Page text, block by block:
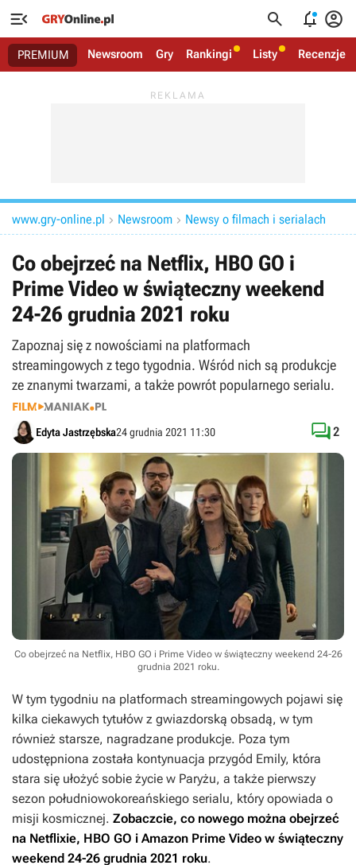
   
PREMIUM Newsroom Gry Rankingi Listy Recenzje
www.gry-online.pl  Newsroom  Newsy o filmach i serialach
Co obejrzeć na Netflix, HBO GO i
Prime Video w świąteczny weekend
24-26 grudnia 2021 roku
Zapoznaj się z nowościami na platformach
streamingowych z tego tygodnia. Wśród nich są produkcje
ze znanymi twarzami, a także powrót popularnego serialu.
Edyta Jastrzębska24 grudnia 2021 11:30 2
Co obejrzeć na Netflix, HBO GO i Prime Video w świąteczny weekend 24-26
grudnia 2021 roku.
W tym tygodniu na platformach streamingowych pojawi się
kilka ciekawych tytułów z gwiazdorską obsadą, w tym
również starsze, nagradzane produkcje. Poza tym
udostępniona została kontynuacja przygód Emily, która
stara się ułożyć sobie życie w Paryżu, a także pierwszy
sezon południowokoreańskiego serialu, który opowiada o
misji kosmicznej. Zobaczcie, co nowego można obejrzeć
na Netflixie, HBO GO i Amazon Prime Video w świąteczny
weekend 24-26 grudnia 2021 roku.